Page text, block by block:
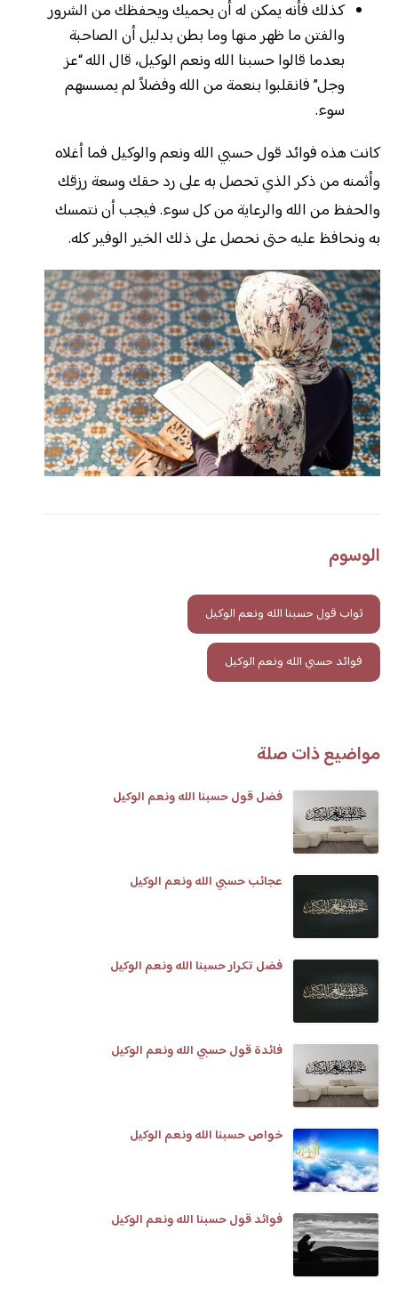
كذلك فأنه يمكن له أن يحميك ويحفظك من الشرور
والفتن ما ظهر منها وما بطن بدليل أن الصاحبة
بعدما قالوا حسبنا الله ونعم الوكيل، قال الله “عز
وجل” فانقلبوا بنعمة من الله وفضلاً لم يمسسهم
سوء.
كانت هذه فوائد قول حسبي الله ونعم والوكيل فما أغلاه
وأثمنه من ذكر الذي تحصل به على رد حقك وسعة رزقك
والحفظ من الله والرعاية من كل سوء. فيجب أن نتمسك
به ونحافظ عليه حتى نحصل على ذلك الخير الوفير كله.
الوسوم
ثواب قول حسبنا الله ونعم الوكيل
فوائد حسبي الله ونعم الوكيل
مواضيع ذات صلة
فضل قول حسبنا الله ونعم الوكيل
عجائب حسبي الله ونعم الوكيل
فضل تكرار حسبنا الله ونعم الوكيل
فائدة قول حسبي الله ونعم الوكيل
خواص حسبنا الله ونعم الوكيل
فوائد قول حسبنا الله ونعم الوكيل